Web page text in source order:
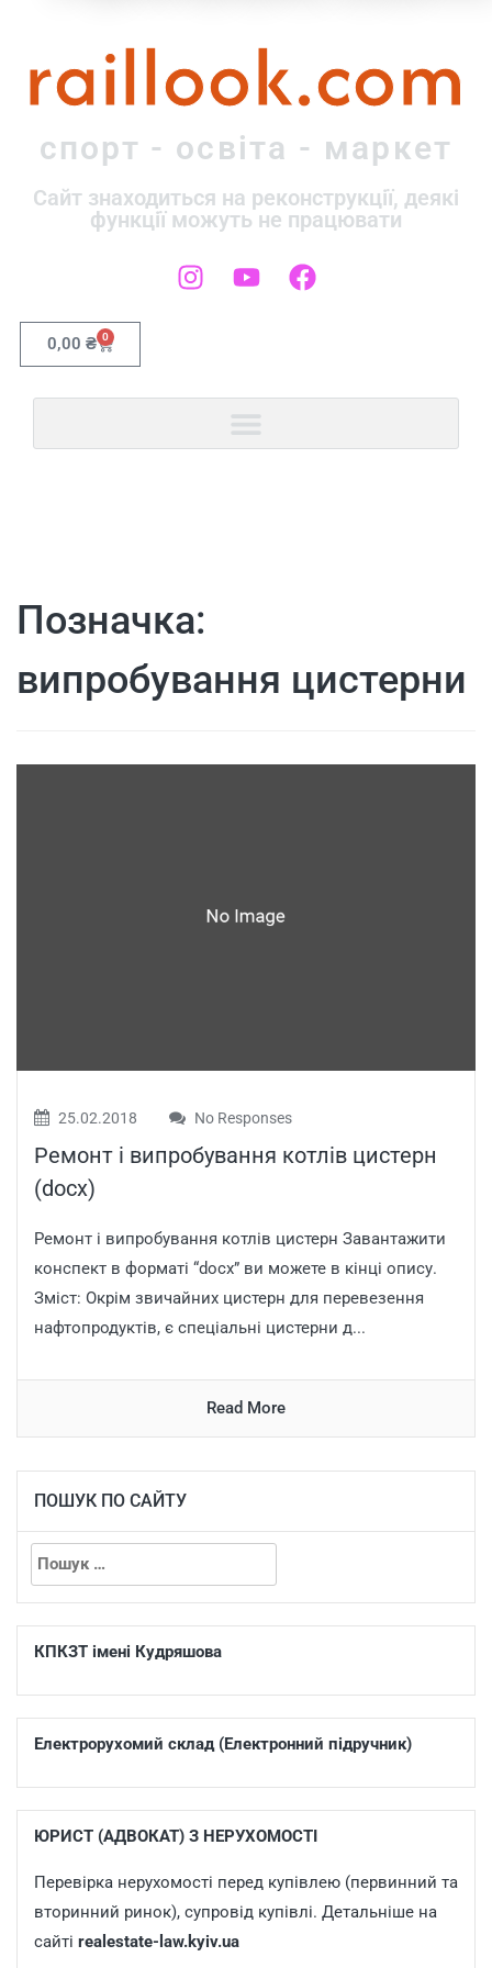
raillook.com
спорт - освіта - маркет
Сайт знаходиться на реконструкції, деякі
функції можуть не працювати
0,00 ₴ 0
Позначка:
випробування цистерни
25.02.2018 No Responses
Ремонт і випробування котлів цистерн
(docx)
Ремонт і випробування котлів цистерн Завантажити
конспект в форматі “docx” ви можете в кінці опису.
Зміст: Окрім звичайних цистерн для перевезення
нафтопродуктів, є спеціальні цистерни д...
Read More
ПОШУК ПО САЙТУ
КПКЗТ імені Кудряшова
Електрорухомий склад (Електронний підручник)
ЮРИСТ (АДВОКАТ) З НЕРУХОМОСТІ
Перевірка нерухомості перед купівлею (первинний та
вторинний ринок), супровід купівлі. Детальніше на
сайті realestate-law.kyiv.ua